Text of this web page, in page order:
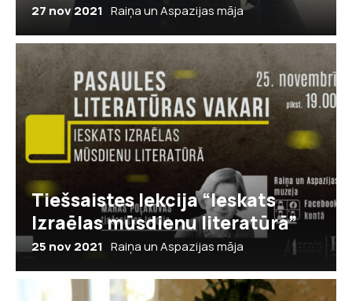
27 nov 2021 Raiņa un Aspazijas māja
Tiešsaistes lekcija “Ieskats
Izraēlas mūsdienu literatūrā”
25 nov 2021 Raiņa un Aspazijas māja